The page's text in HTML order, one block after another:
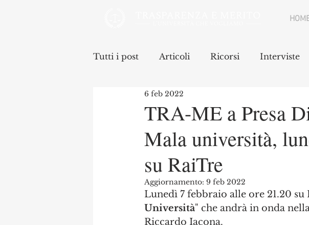
Tutti i post Articoli Ricorsi Interviste
TRA-ME a Presa
Mala università,
su RaiTre
6 feb 2022
Aggiornamento: 9 feb 2022
Lunedì 7 febbraio alle ore 21.20
Università" che andrà in onda
Riccardo Iacona.